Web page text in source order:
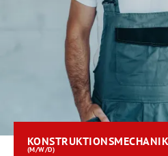
(M/W/D)
Dornseifer DNA
Referenzen
Stellenmarkt
Blog
Team